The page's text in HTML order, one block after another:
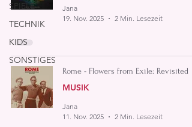
SPIELE
TECHNIK
KIDS
SONSTIGES
Jana
19. Nov. 2025
2 Min. Lesezeit
Rome - Flowers from Exile: Revisited
MUSIK
Jana
11. Nov. 2025
2 Min. Lesezeit